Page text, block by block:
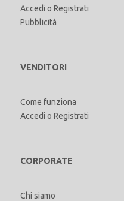
Accedi o Registrati
Pubblicità
VENDITORI
Come funziona
Accedi o Registrati
CORPORATE
Chi siamo